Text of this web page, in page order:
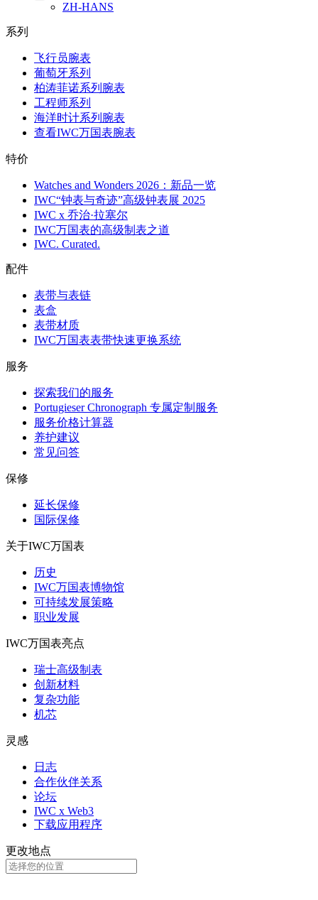
ZH-HANS
系列
飞行员腕表
葡萄牙系列
柏涛菲诺系列腕表
工程师系列
海洋时计系列腕表
查看IWC万国表腕表
特价
Watches and Wonders 2026：新品一览
IWC“钟表与奇迹”高级钟表展 2025
IWC x 乔治·拉塞尔
IWC万国表的高级制表之道
IWC. Curated.
配件
表带与表链
表盒
表带材质
IWC万国表表带快速更换系统
服务
探索我们的服务
Portugieser Chronograph 专属定制服务
服务价格计算器
养护建议
常见问答
保修
延长保修
国际保修
关于IWC万国表
历史
IWC万国表博物馆
可持续发展策略
职业发展
IWC万国表亮点
瑞士高级制表
创新材料
复杂功能
机芯
灵感
日志
合作伙伴关系
论坛
IWC x Web3
下载应用程序
更改地点